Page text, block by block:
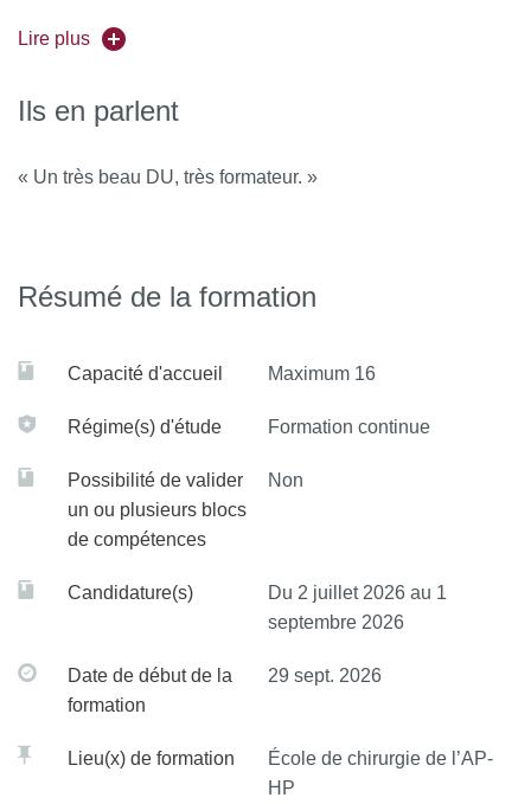
Lever l’ensemble des lambeaux du tronc
pertes de substance
Ce DU est conçu pour développer et renforcer les
Lire plus
Ils en parlent
« Un très beau DU, très formateur. »
Résumé de la formation
Capacité d'accueil Maximum 16
Régime(s) d'étude Formation continue
Possibilité de valider
un ou plusieurs blocs
de compétences
Non
Candidature(s)
Du 2 juillet 2026 au 1
septembre 2026
Date de début de la
formation
29 sept. 2026
Lieu(x) de formation
École de chirurgie de l’AP-
HP